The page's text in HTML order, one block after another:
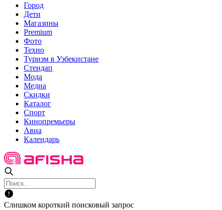
Город
Дети
Магазины
Premium
Фото
Техно
Туризм в Узбекистане
Стендап
Мода
Медиа
Скидки
Каталог
Спорт
Кинопремьеры
Авиа
Календарь
Слишком короткий поисковый запрос